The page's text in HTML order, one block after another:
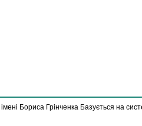
Бориса Грінченка Базується на